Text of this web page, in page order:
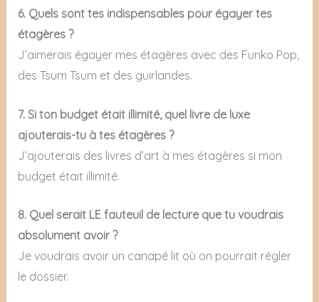
6. Quels sont tes indispensables pour égayer tes
étagères ?
J’aimerais égayer mes étagères avec des Funko Pop,
des Tsum Tsum et des guirlandes.
7. Si ton budget était illimité, quel livre de luxe
ajouterais-tu à tes étagères ?
J’ajouterais des livres d’art à mes étagères si mon
budget était illimité.
8. Quel serait LE fauteuil de lecture que tu voudrais
absolument avoir ?
Je voudrais avoir un canapé lit où on pourrait régler
le dossier.